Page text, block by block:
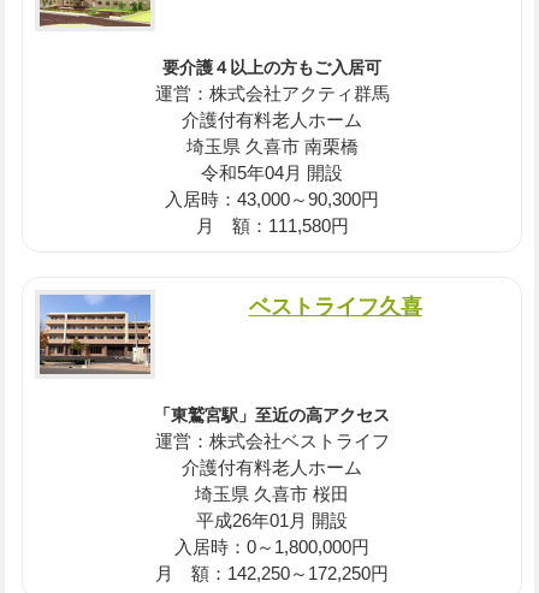
要介護４以上の方もご入居可
運営：株式会社アクティ群馬
介護付有料老人ホーム
埼玉県 久喜市 南栗橋
令和5年04月 開設
入居時：43,000～90,300円
月 額：111,580円
ベストライフ久喜
「東鷲宮駅」至近の高アクセス
運営：株式会社ベストライフ
介護付有料老人ホーム
埼玉県 久喜市 桜田
平成26年01月 開設
入居時：0～1,800,000円
月 額：142,250～172,250円